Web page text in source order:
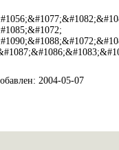
2004-05-07